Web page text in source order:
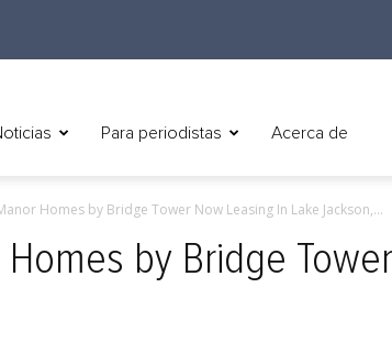
Para periodistas Acerca de
Homes by Bridge Tower Now Leasing In Lake Jackson,...
by Bridge